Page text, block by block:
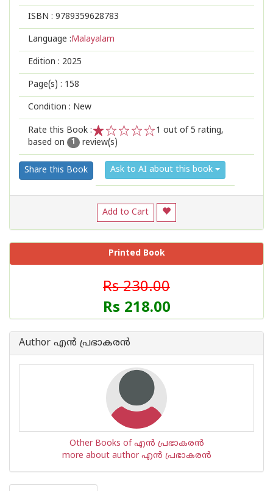
ISBN : 9789359628783
Language :Malayalam
Edition : 2025
Page(s) : 158
Condition : New
Rate this Book :
2
1
1 out of 5 rating,
based on
1 review(s)
Share this Book Ask to AI about this book
Add to Cart
Printed Book
Rs 230.00
Rs 218.00
Author എന്‍ പ്രഭാകരന്‍
Other Books of എന്‍ പ്രഭാകരന്‍
more about author എന്‍ പ്രഭാകരന്‍